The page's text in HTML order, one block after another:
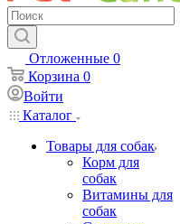
Отложенные 0
Корзина 0
Войти
Каталог
Товары для собак
Корм для
собак
Витамины для
собак